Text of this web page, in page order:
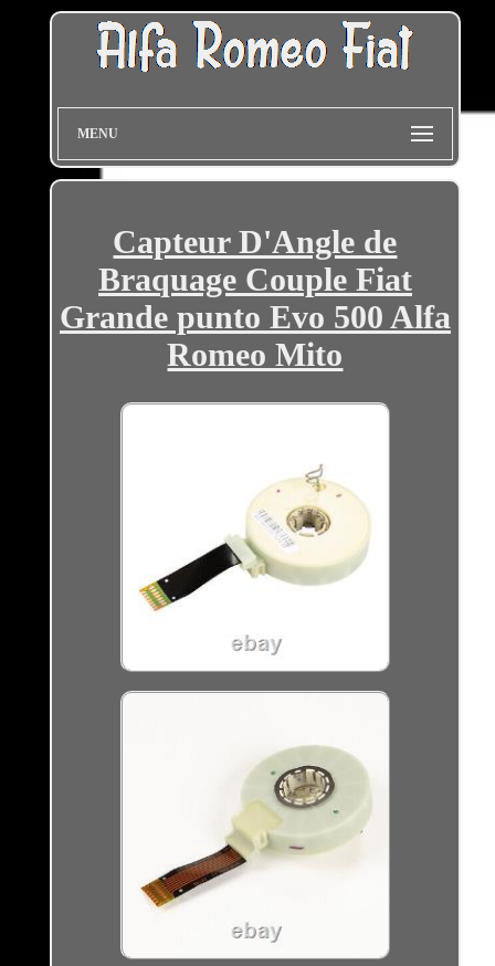
MENU
Capteur D'Angle de
Braquage Couple Fiat
Grande punto Evo 500 Alfa
Romeo Mito